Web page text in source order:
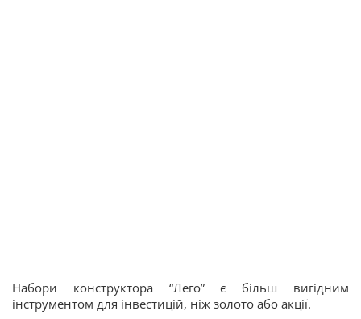
Набори конструктора “Лего” є більш вигідним
інструментом для інвестицій, ніж золото або акції.